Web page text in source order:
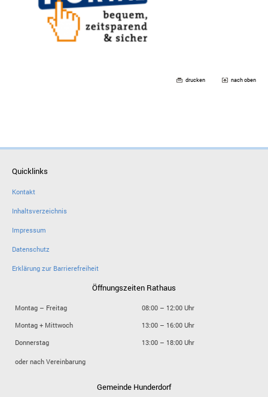
drucken nach oben
Quicklinks
Kontakt
Inhaltsverzeichnis
Impressum
Datenschutz
Erklärung zur Barrierefreiheit
Öffnungszeiten Rathaus
Montag – Freitag
08:00 – 12:00 Uhr
Montag + Mittwoch
13:00 – 16:00 Uhr
Donnerstag
13:00 – 18:00 Uhr
oder nach Vereinbarung
Gemeinde Hunderdorf